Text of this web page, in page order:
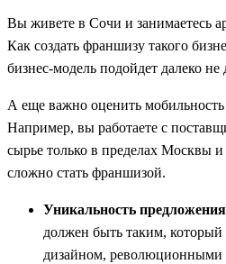
Вы живете в Сочи и занимаетесь
Как создать франшизу такого
бизнес-модель подойдет далеко не
А еще важно оценить мобильность
Например, вы работаете с
сырье только в пределах
сложно стать франшизой.
Уникальность
должен быть таким, который
дизайном, революционными